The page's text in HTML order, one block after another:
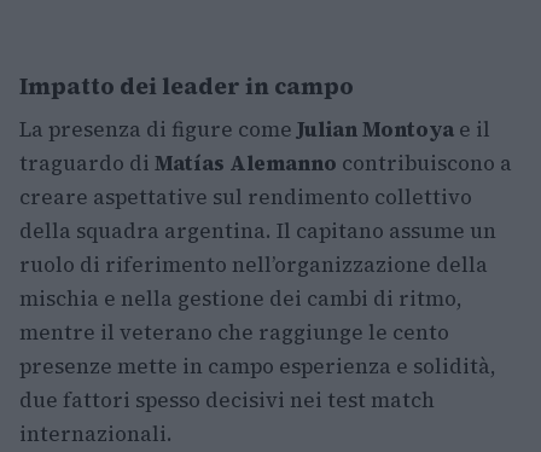
Impatto dei leader in campo
La presenza di figure comeJulian Montoya e il
traguardo di Matías Alemanno contribuiscono a
creare aspettative sul rendimento collettivo
della squadra argentina. Il capitano assume un
ruolo di riferimento nell’organizzazione della
mischia e nella gestione dei cambi di ritmo,
mentre il veterano che raggiunge le cento
presenze mette in campo esperienza e solidità,
due fattori spesso decisivi nei test match
internazionali.